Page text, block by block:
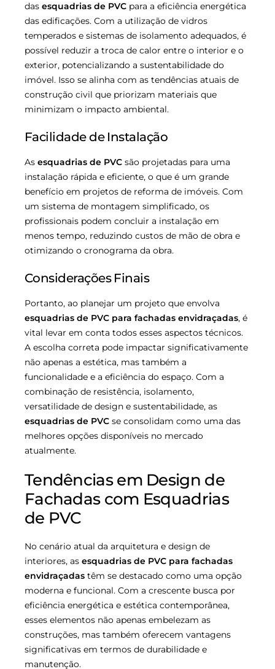
das esquadrias de PVC para a eficiência energética
das edificações. Com a utilização de vidros
temperados e sistemas de isolamento adequados, é
possível reduzir a troca de calor entre o interior e o
exterior, potencializando a sustentabilidade do
imóvel. Isso se alinha com as tendências atuais de
construção civil que priorizam materiais que
minimizam o impacto ambiental.
Facilidade de Instalação
As esquadrias de PVC são projetadas para uma
instalação rápida e eficiente, o que é um grande
benefício em projetos de reforma de imóveis. Com
um sistema de montagem simplificado, os
profissionais podem concluir a instalação em
menos tempo, reduzindo custos de mão de obra e
otimizando o cronograma da obra.
Considerações Finais
Portanto, ao planejar um projeto que envolva
esquadrias de PVC para fachadas envidraçadas, é
vital levar em conta todos esses aspectos técnicos.
A escolha correta pode impactar significativamente
não apenas a estética, mas também a
funcionalidade e a eficiência do espaço. Com a
combinação de resistência, isolamento,
versatilidade de design e sustentabilidade, as
esquadrias de PVC se consolidam como uma das
melhores opções disponíveis no mercado
atualmente.
Tendências em Design de
Fachadas com Esquadrias
de PVC
No cenário atual da arquitetura e design de
interiores, as esquadrias de PVC para fachadas
envidraçadas têm se destacado como uma opção
moderna e funcional. Com a crescente busca por
eficiência energética e estética contemporânea,
esses elementos não apenas embelezam as
construções, mas também oferecem vantagens
significativas em termos de durabilidade e
manutenção.